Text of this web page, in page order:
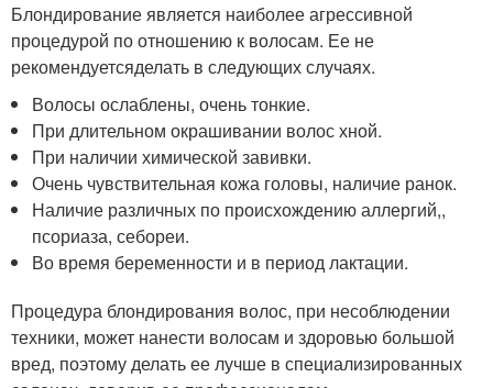
Блондирование является наиболее агрессивной
процедурой по отношению к волосам. Ее не
рекомендуетсяделать в следующих случаях.
Волосы ослаблены, очень тонкие.
При длительном окрашивании волос хной.
При наличии химической завивки.
Очень чувствительная кожа головы, наличие ранок.
Наличие различных по происхождению аллергий,,
псориаза, себореи.
Во время беременности и в период лактации.
Процедура блондирования волос, при несоблюдении
техники, может нанести волосам и здоровью большой
вред, поэтому делать ее лучше в специализированных